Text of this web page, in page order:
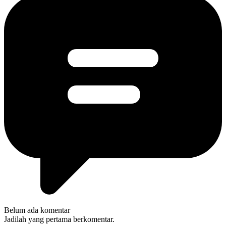
Belum ada komentar
Jadilah yang pertama berkomentar.